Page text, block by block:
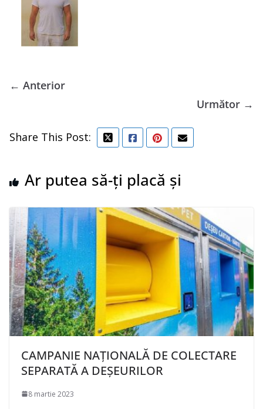
← Anterior
Următor →
Share This Post:
Ar putea să-ți placă și
CAMPANIE NAȚIONALĂ DE COLECTARE
SEPARATĂ A DEȘEURILOR
8 martie 2023